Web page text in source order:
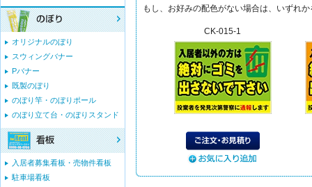
もし、お好みの配色がない場合は、いずれ
CK-015-1
オリジナルのぼり
スウィングバナー
Pバナー
既製のぼり
のぼり竿・のぼりポール
のぼり立て台・のぼりスタンド
入居者募集看板・売物件看板
駐車場看板